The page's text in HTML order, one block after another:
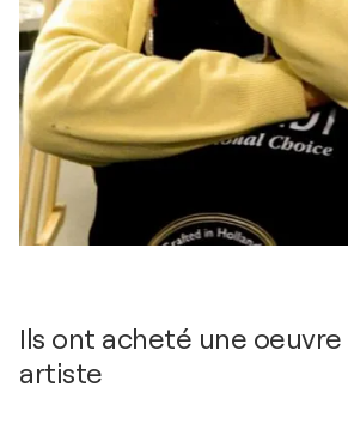
Ils ont acheté une
artiste